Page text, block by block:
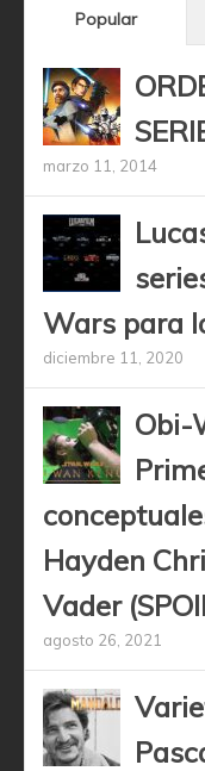
Popular
marzo 11, 2014
Wars para
diciembre 11, 2020
Obi-
Hayden
Vader
agosto 26, 2021